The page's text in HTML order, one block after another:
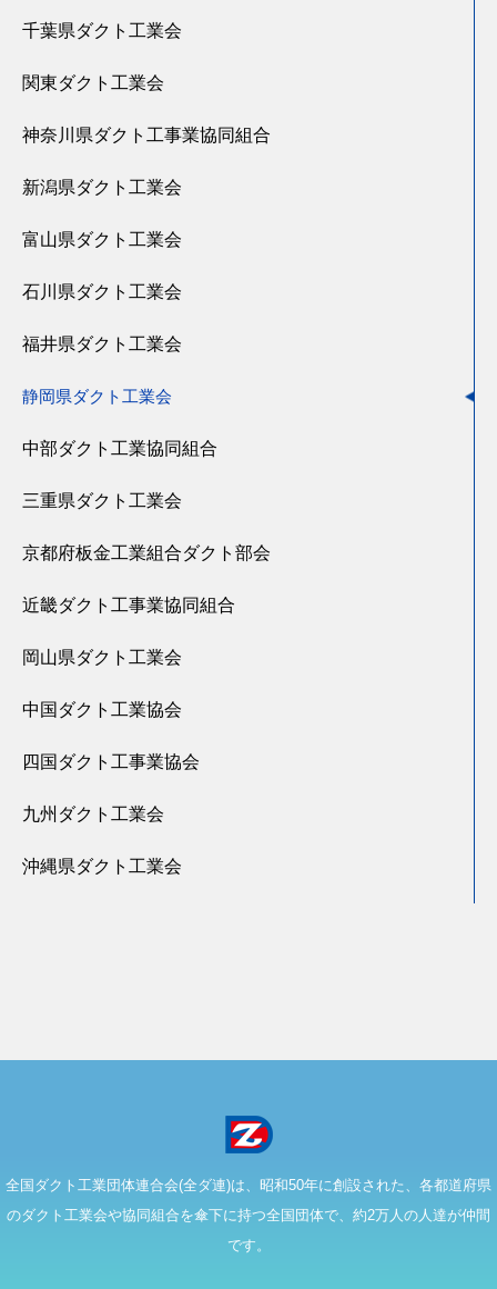
千葉県ダクト工業会
関東ダクト工業会
神奈川県ダクト工事業協同組合
新潟県ダクト工業会
富山県ダクト工業会
石川県ダクト工業会
福井県ダクト工業会
静岡県ダクト工業会
中部ダクト工業協同組合
三重県ダクト工業会
京都府板金工業組合ダクト部会
近畿ダクト工事業協同組合
岡山県ダクト工業会
中国ダクト工業協会
四国ダクト工事業協会
九州ダクト工業会
沖縄県ダクト工業会
全国ダクト工業団体連合会(全ダ連)は、昭和50年に創設された、各都道府県
のダクト工業会や協同組合を傘下に持つ全国団体で、約2万人の人達が仲間
です。